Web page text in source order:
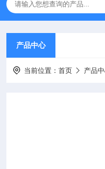
产品中心
当前位置：首页 产品